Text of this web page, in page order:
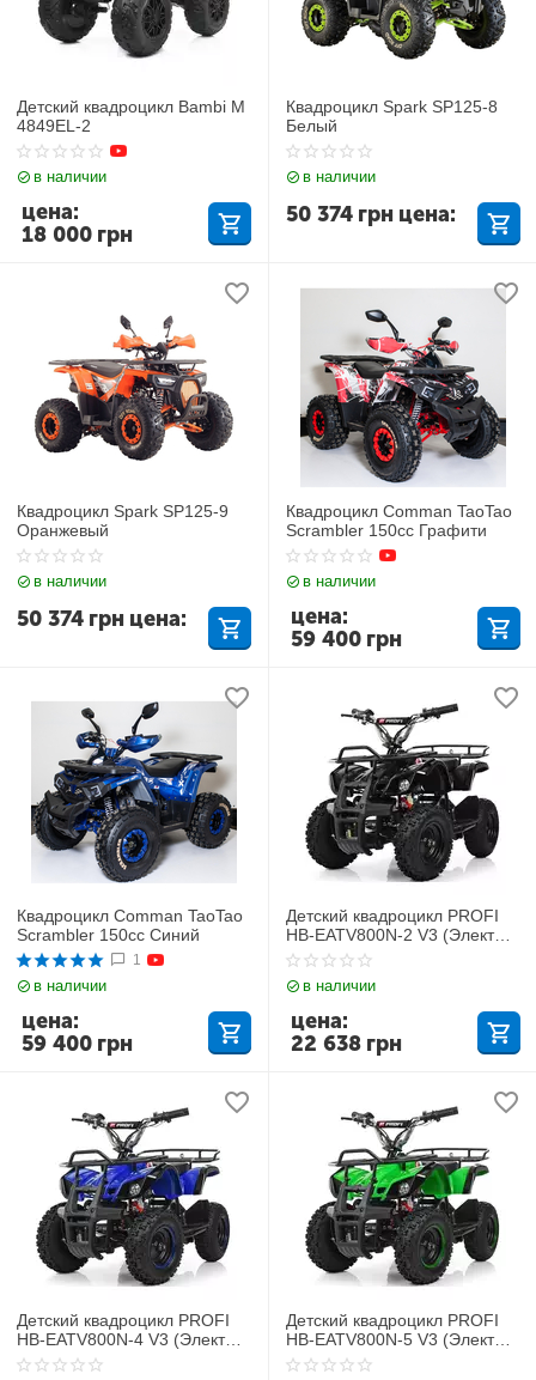
Детский квадроцикл Bambi M
4849EL-2
в наличии
18 000 грн
цена:
Квадроцикл Spark SP125-8
Белый
в наличии
50 374 грн цена:
Квадроцикл Spark SP125-9
Оранжевый
в наличии
50 374 грн цена:
Квадроцикл Comman TaoTao
Scrambler 150cc Графити
в наличии
59 400 грн
цена:
Квадроцикл Comman TaoTao
Scrambler 150cc Синий
1
в наличии
59 400 грн
цена:
Детский квадроцикл PROFI
HB-EATV800N-2 V3 (Электро)
Черный
в наличии
22 638 грн
цена:
Детский квадроцикл PROFI
HB-EATV800N-4 V3 (Электро)
Синий
Детский квадроцикл PROFI
HB-EATV800N-5 V3 (Электро,
с MP3 плеером) Салатовый